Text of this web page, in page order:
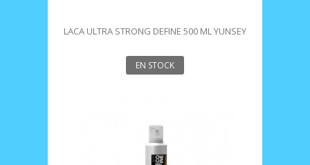
LACA ULTRA STRONG DEFINE 500 ML YUNSEY
EN STOCK